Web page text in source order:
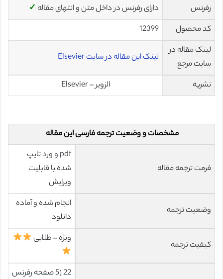
رفرنس
دارای رفرنس در داخل متن و انتهای مقاله ✓
کد محصول
12399
لینک مقاله در
سایت مرجع
لینک این مقاله در سایت Elsevier
نشریه الزویر – Elsevier
مشخصات و وضعیت ترجمه فارسی این مقاله
فرمت ترجمه مقاله
pdf و ورد تایپ
شده با قابلیت
ویرایش
وضعیت ترجمه
انجام شده و آماده
دانلود
کیفیت ترجمه
ویژه – طلایی
22 (5 صفحه رفرنس